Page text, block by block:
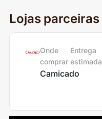
Lojas parceiras
Onde
comprar
Camicado
Entrega
estimada